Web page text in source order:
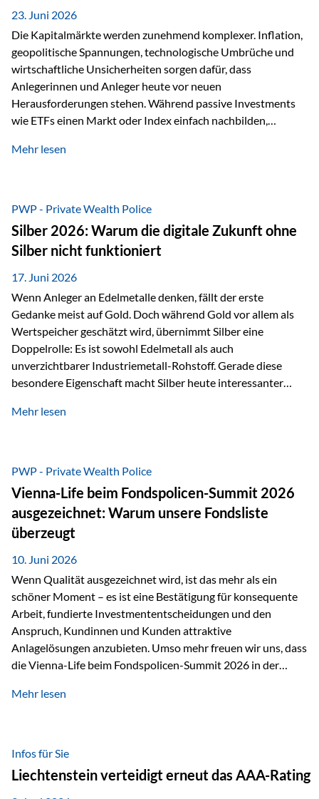
Der massive Aufwand hinter einem winzigen…
23. Juni 2026
Die Kapitalmärkte werden zunehmend komplexer. Inflation,
geopolitische Spannungen, technologische Umbrüche und
wirtschaftliche Unsicherheiten sorgen dafür, dass
Anlegerinnen und Anleger heute vor neuen
Herausforderungen stehen. Während passive Investments
wie ETFs einen Markt oder Index einfach nachbilden,
setzen auf die Expertise erfahrener Fondsmanager, die
Veränderungen geprägt ist, kann diese aktive
Herangehensweise einen entscheidenden Mehrwert bieten.
Was zeichnet aktive Fonds aus? Aktive Fonds verfolgen das
Ziel, nicht nur einen Markt abzubilden, sondern gezielt
Anlageentscheidungen zu treffen. Fondsmanager
analysieren Unternehmen,…
Mehr lesen
PWP - Private Wealth Police
Silber 2026: Warum die digitale Zukunft ohne
Silber nicht funktioniert
17. Juni 2026
Wenn Anleger an Edelmetalle denken, fällt der erste
Gedanke meist auf Gold. Doch während Gold vor allem als
Wertspeicher geschätzt wird, übernimmt Silber eine
Doppelrolle: Es ist sowohl Edelmetall als auch
unverzichtbarer Industriemetall-Rohstoff. Gerade diese
besondere Eigenschaft macht Silber heute interessanter
elektrischer – und genau dort spielt Silber eine
Leitfähigkeit aller Metalle. Diese Eigenschaft macht es für
zahlreiche Zukunftstechnologien praktisch unverzichtbar.
Silber findet sich unter anderem in: Solarmodulen
Elektrofahrzeugen Halbleitern Smartphones und Tablets…
Mehr lesen
PWP - Private Wealth Police
Vienna-Life beim Fondspolicen-Summit 2026
ausgezeichnet: Warum unsere Fondsliste
überzeugt
10. Juni 2026
Wenn Qualität ausgezeichnet wird, ist das mehr als ein
schöner Moment – es ist eine Bestätigung für konsequente
Arbeit, fundierte Investmententscheidungen und den
Anspruch, Kundinnen und Kunden attraktive
Anlagelösungen anzubieten. Umso mehr freuen wir uns, dass
die Vienna-Life beim Fondspolicen-Summit 2026 in der
dieser Ehrung ist der renommierte Fondspolicenreport der
analysiert und verglichen wurden. Das Ergebnis: Die ETF-
Auswahl der Vienna-Life zählt zu den drei besten Angeboten
am Markt. Für uns ist diese Auszeichnung eine Bestätigung
Mehr lesen
Infos für Sie
Liechtenstein verteidigt erneut das AAA-Rating